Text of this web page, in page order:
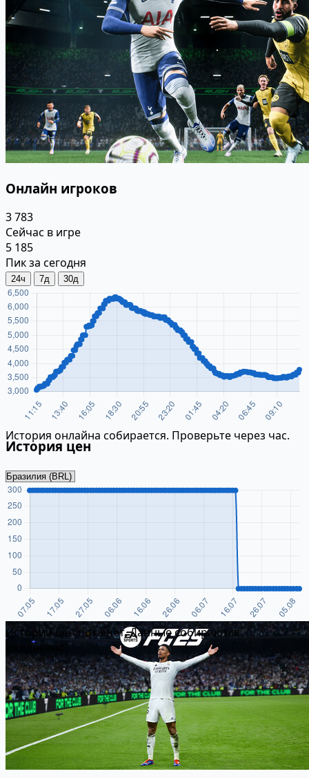
Онлайн игроков
3 783
Сейчас в игре
5 185
Пик за сегодня
24ч 7д 30д
История онлайна собирается. Проверьте через час.
История цен
Истории цен пока нет. Данные собираются
ежедневно.